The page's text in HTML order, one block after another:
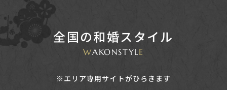
全国の和婚スタイル
WAKONSTYLE
※エリア専用サイトがひらきます